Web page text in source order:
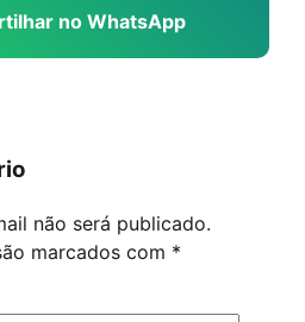
no WhatsApp
não será publicado.
marcados com *